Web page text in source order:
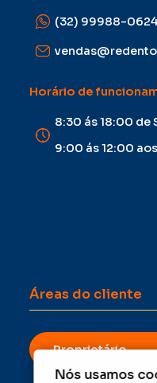
(32) 99988-0624
Horário de
8:30 ás 18:00 de
9:00 ás 12:00
Áreas do cliente
Proprietário
Nós usamos